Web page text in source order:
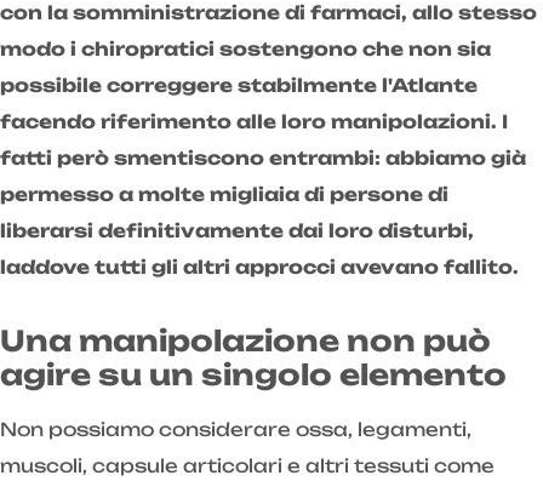
con la somministrazione di farmaci, allo stesso
modo i chiropratici sostengono che non sia
possibile correggere stabilmente l'Atlante
facendo riferimento alle loro manipolazioni. I
fatti però smentiscono entrambi: abbiamo già
permesso a molte migliaia di persone di
liberarsi definitivamente dai loro disturbi,
laddove tutti gli altri approcci avevano fallito.
Una manipolazione non può
agire su un singolo elemento
Non possiamo considerare ossa, legamenti,
muscoli, capsule articolari e altri tessuti come